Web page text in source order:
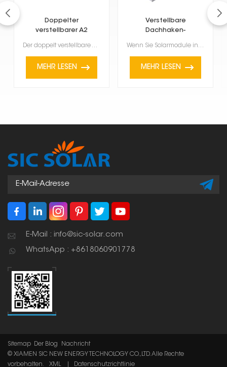
Doppelter
verstellbarer A2
Der doppelt verstellbare A2-Solar-Dachhaken dient der einfachen Montage von Solarmodulen auf Dächern...
MEHR LESEN
Verstellbare
Dachhaken-
Wenn Sie Solarmodule installieren, sind diese verstellbaren Aluminium-Dachhaken-Solarhalterungen ein...
MEHR LESEN
E-Mail : info@sic-solar.com
WhatsApp : +8618060901778
Sitemap Der Blog
Nachricht
© XIAMEN SIC NEW ENERGY TECHNOLOGY CO.,LTD. Alle Rechte
vorbehalten.
XML Datenschutzrichtlinie